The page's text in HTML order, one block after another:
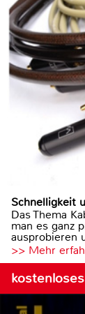
Schnelligkeit
Das Thema
man es ganz
ausprobieren
>> Mehr